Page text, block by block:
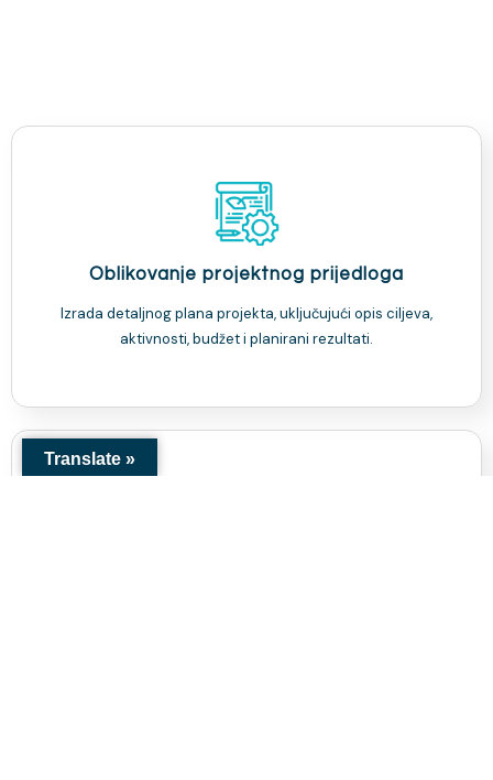
Oblikovanje projektnog prijedloga
Izrada detaljnog plana projekta, uključujući opis ciljeva,
aktivnosti, budžet i planirani rezultati.
Translate »